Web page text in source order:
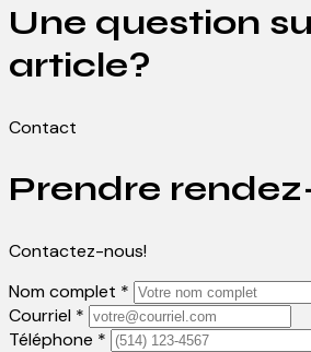
Une question
article?
Contact
Prendre
Contactez-nous!
Nom complet *
Courriel *
Téléphone *